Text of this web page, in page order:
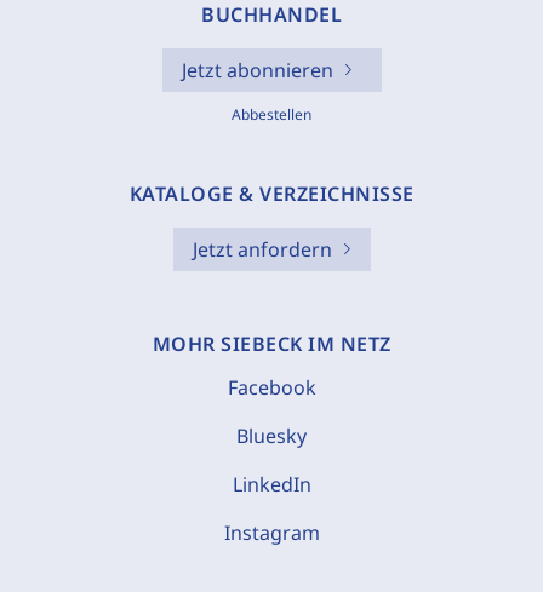
BUCHHANDEL
Jetzt abonnieren
Abbestellen
KATALOGE & VERZEICHNISSE
Jetzt anfordern
MOHR SIEBECK IM NETZ
Facebook
Bluesky
LinkedIn
Instagram